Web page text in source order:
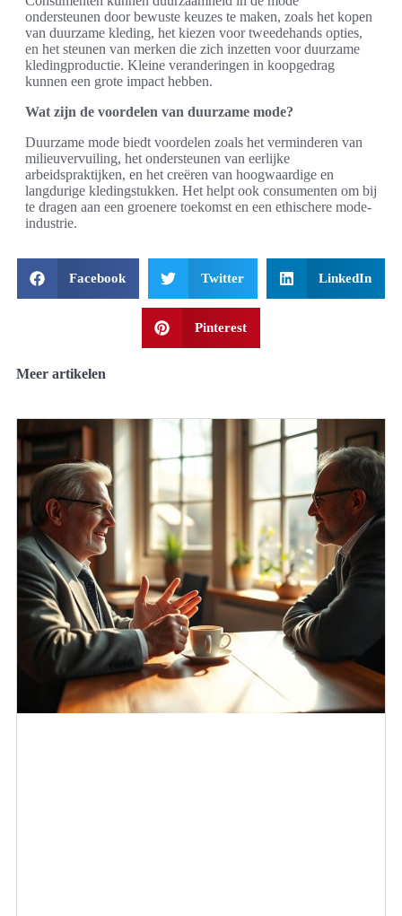
ondersteunen door bewuste keuzes te maken, zoals het kopen
van duurzame kleding, het kiezen voor tweedehands opties,
en het steunen van merken die zich inzetten voor duurzame
kledingproductie. Kleine veranderingen in koopgedrag
kunnen een grote impact hebben.
Wat zijn de voordelen van duurzame mode?
Duurzame mode biedt voordelen zoals het verminderen van
milieuvervuiling, het ondersteunen van eerlijke
arbeidspraktijken, en het creëren van hoogwaardige en
langdurige kledingstukken. Het helpt ook consumenten om bij
te dragen aan een groenere toekomst en een ethischere mode-
industrie.
Facebook Twitter LinkedIn
Pinterest
Meer artikelen